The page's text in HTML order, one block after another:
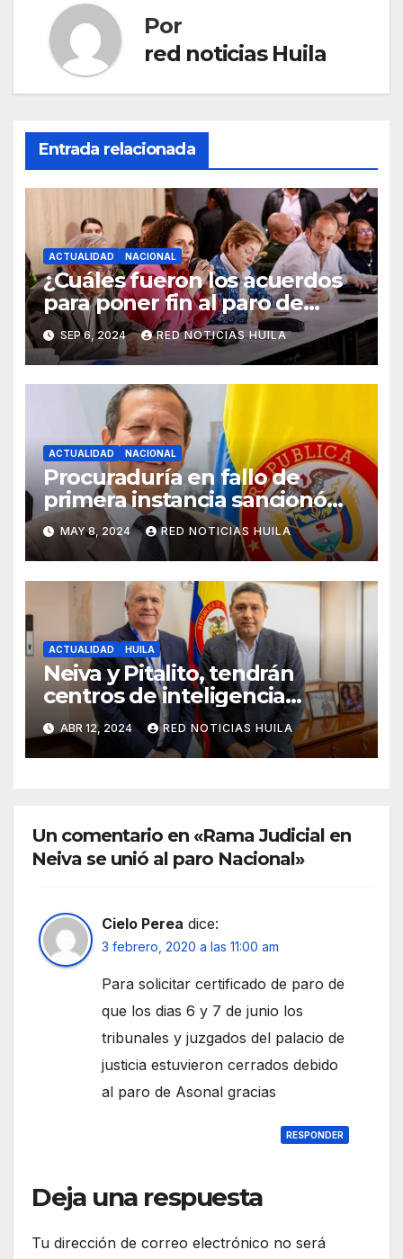
Por
red noticias Huila
Entrada relacionada
ACTUALIDAD NACIONAL
¿Cuáles fueron los acuerdos
para poner fin al paro de
transportadores en
Colombia?
SEP 6, 2024 RED NOTICIAS HUILA
ACTUALIDAD NACIONAL
Procuraduría en fallo de
primera instancia sancionó
con destitución e inhabilidad
de 12 años al
Superintendente de Subsidio
Familiar.
MAY 8, 2024 RED NOTICIAS HUILA
ACTUALIDAD HUILA
Neiva y Pitalito, tendrán
centros de inteligencia
artificial.
ABR 12, 2024 RED NOTICIAS HUILA
Un comentario en «Rama Judicial en
Neiva se unió al paro Nacional»
Cielo Perea dice:
3 febrero, 2020 a las 11:00 am
Para solicitar certificado de paro de
que los dias 6 y 7 de junio los
tribunales y juzgados del palacio de
justicia estuvieron cerrados debido
al paro de Asonal gracias
RESPONDER
Deja una respuesta
Tu dirección de correo electrónico no será